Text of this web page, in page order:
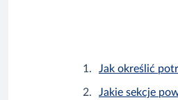
Jak określić
Jakie sekcje